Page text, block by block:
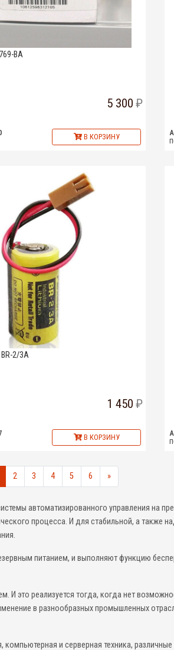
BA
5 300
В КОРЗИНУ
2/3A
1 450
В КОРЗИНУ
2 3 4 5 6 »
автоматизированного управления на
процесса. И для стабильной, а также
питанием, и выполняют функцию
это реализуется тогда, когда нет
в разнообразных промышленных
и серверная техника,